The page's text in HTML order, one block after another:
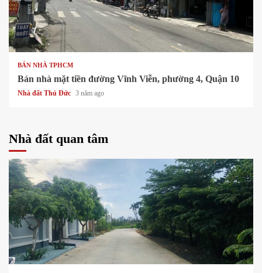
1 min read
BÁN NHÀ TPHCM
Bán nhà mặt tiền đường Vĩnh Viễn, phường 4, Quận 10
Nhà đất Thủ Đức 3 năm ago
Nhà đất quan tâm
1 min read